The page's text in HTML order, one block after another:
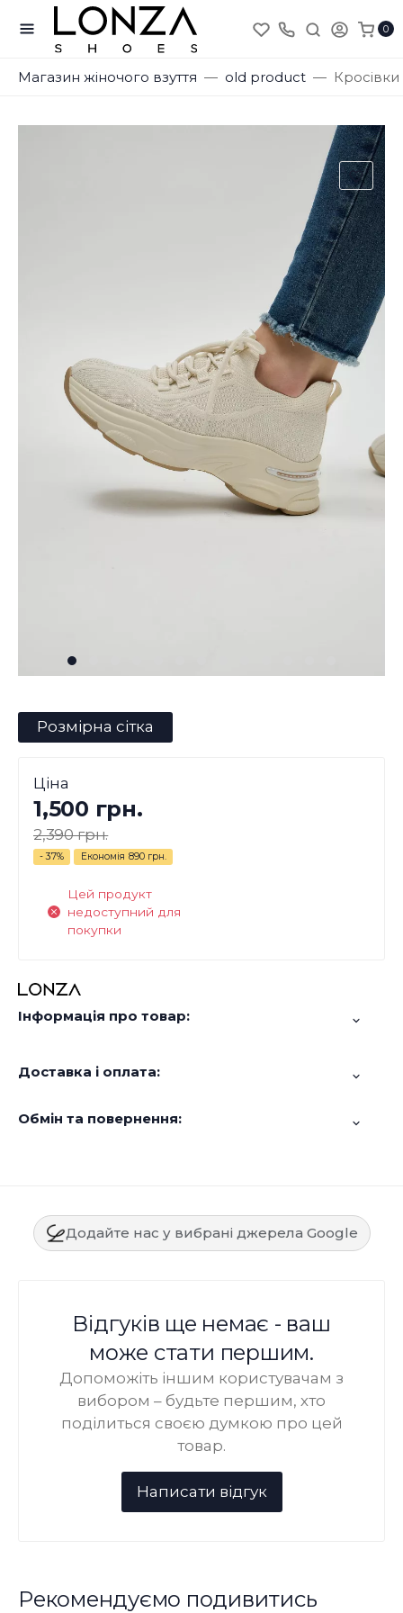
0
Магазин жіночого взуття old product Кросівки
Розмірна сітка
Ціна
1,500 грн.
2,390 грн.
- 37% Економія 890 грн.
Цей продукт
недоступний для
покупки
Інформація про товар:
Доставка і оплата:
Обмін та повернення:
Додайте нас у вибрані джерела Google
Відгуків ще немає - ваш
може стати першим.
Допоможіть іншим користувачам з
вибором – будьте першим, хто
поділиться своєю думкою про цей
товар.
Рекомендуємо подивитись